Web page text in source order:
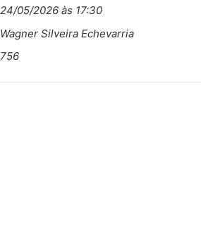
24/05/2026 às 17:30
Wagner Silveira Echevarria
756